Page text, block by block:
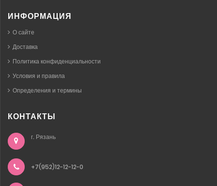
ИНФОРМАЦИЯ
О сайте
Доставка
Политика конфиденциальности
Условия и правила
Определения и термины
КОНТАКТЫ
г. Рязань
+7(952)12-12-12-0